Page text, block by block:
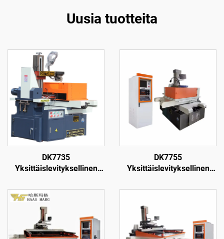
Uusia tuotteita
DK7735
Yksittäislevityksellinen
DK7755
Yksittäislevityksellinen